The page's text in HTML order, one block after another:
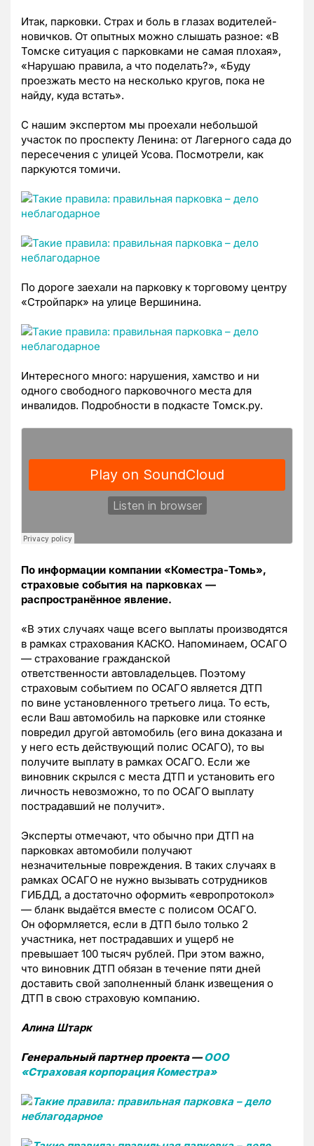
Итак, парковки. Страх и боль в глазах водителей-
новичков. От опытных можно слышать разное: «В
Томске ситуация с парковками не самая плохая»,
«Нарушаю правила, а что поделать?», «Буду
проезжать место на несколько кругов, пока не
найду, куда встать».
С нашим экспертом мы проехали небольшой
участок по проспекту Ленина: от Лагерного сада до
пересечения с улицей Усова. Посмотрели, как
паркуются томичи.
По дороге заехали на парковку к торговому центру
«Стройпарк» на улице Вершинина.
Интересного много: нарушения, хамство и ни
одного свободного парковочного места для
инвалидов. Подробности в подкасте Томск.ру.
По информации компании «Коместра-Томь»,
страховые события на парковках —
распространённое явление.
«В этих случаях чаще всего выплаты производятся
в рамках страхования КАСКО. Напоминаем, ОСАГО
— страхование гражданской
ответственности автовладельцев. Поэтому
страховым событием по ОСАГО является ДТП
по вине установленного третьего лица. То есть,
если Ваш автомобиль на парковке или стоянке
повредил другой автомобиль (его вина доказана и
у него есть действующий полис ОСАГО), то вы
получите выплату в рамках ОСАГО. Если же
виновник скрылся с места ДТП и установить его
личность невозможно, то по ОСАГО выплату
пострадавший не получит».
Эксперты отмечают, что обычно при ДТП на
парковках автомобили получают
незначительные повреждения. В таких случаях в
рамках ОСАГО не нужно вызывать сотрудников
ГИБДД, а достаточно оформить «европротокол»
— бланк выдаётся вместе с полисом ОСАГО.
Он оформляется, если в ДТП было только 2
участника, нет пострадавших и ущерб не
превышает 100 тысяч рублей. При этом важно,
что виновник ДТП обязан в течение пяти дней
доставить свой заполненный бланк извещения о
ДТП в свою страховую компанию.
Алина Штарк
Генеральный партнер проекта —ООО
«Страховая корпорация Коместра»